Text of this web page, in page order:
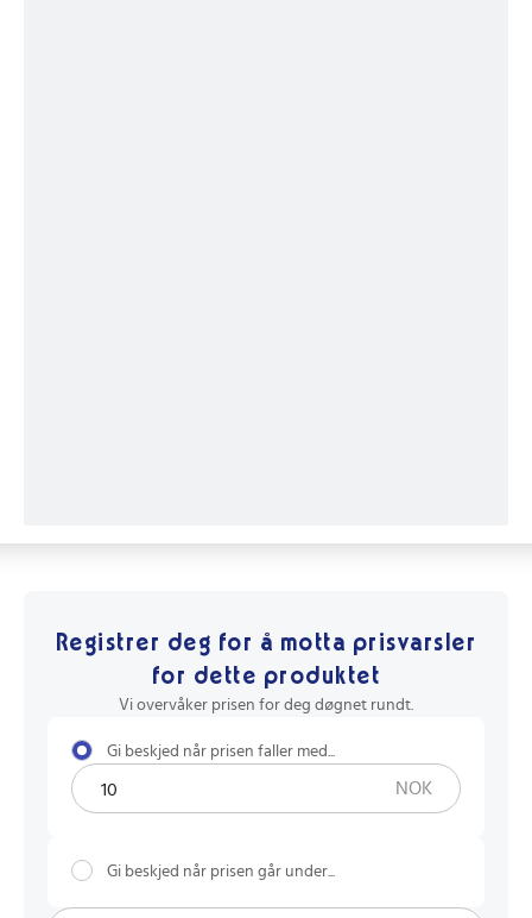
Registrer deg for å motta prisvarsler
for dette produktet
Vi overvåker prisen for deg døgnet rundt.
Gi beskjed når prisen faller med...
NOK
Gi beskjed når prisen går under...